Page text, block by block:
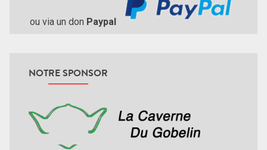
ou via un don Paypal
NOTRE SPONSOR